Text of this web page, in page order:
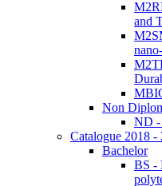
and
Non
ND -
Catalogue 2018 -
Bachelor
BS -